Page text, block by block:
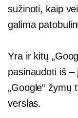
sužinoti, kaip
galima
Yra ir kitų
pasinaudoti iš –
„Google“ žymų
verslas.